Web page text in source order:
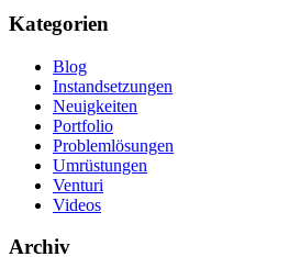
Kategorien
Blog
Instandsetzungen
Neuigkeiten
Portfolio
Problemlösungen
Umrüstungen
Venturi
Videos
Archiv